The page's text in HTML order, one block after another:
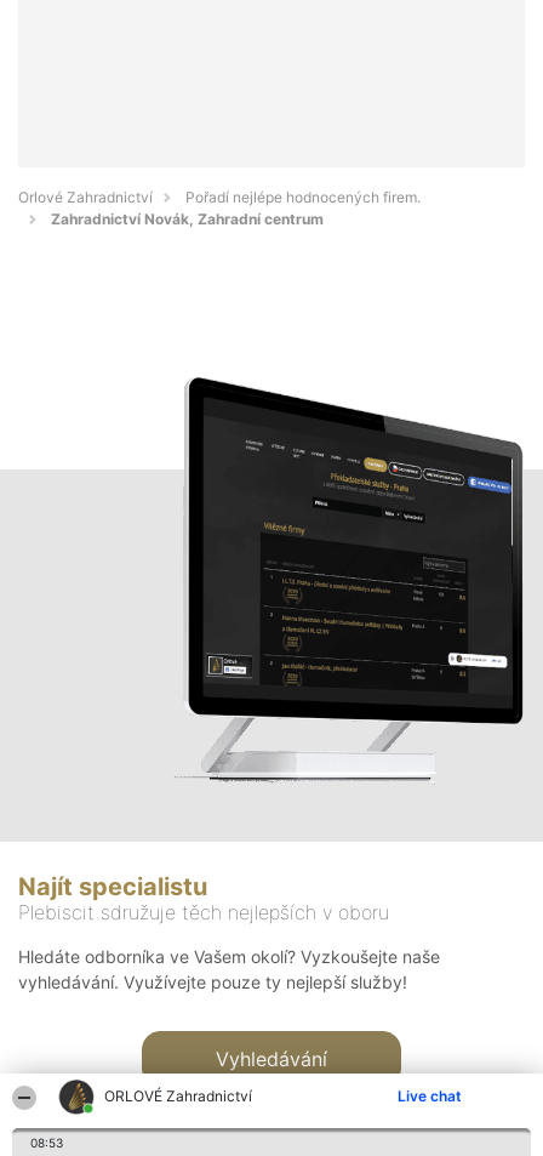
ORLOVÉ Zahradnictví Live chat
08:53
Orlové Zahradnictví
Pořadí nejlépe hodnocených firem.
Zahradnictví Novák, Zahradní centrum
Najít specialistu
Plebiscit sdružuje těch nejlepších v oboru
Hledáte odborníka ve Vašem okolí? Vyzkoušejte naše
vyhledávání. Využívejte pouze ty nejlepší služby!
Vyhledávání